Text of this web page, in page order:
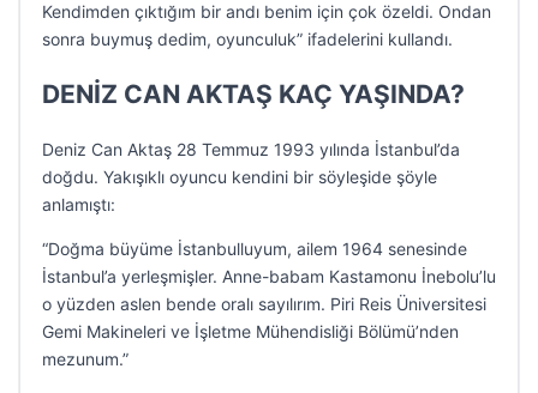
Kendimden çıktığım bir andı benim için çok özeldi. Ondan
sonra buymuş dedim, oyunculuk” ifadelerini kullandı.
DENİZ CAN AKTAŞ KAÇ YAŞINDA?
Deniz Can Aktaş 28 Temmuz 1993 yılında İstanbul’da
doğdu. Yakışıklı oyuncu kendini bir söyleşide şöyle
anlamıştı:
“Doğma büyüme İstanbulluyum, ailem 1964 senesinde
İstanbul’a yerleşmişler. Anne-babam Kastamonu İnebolu’lu
o yüzden aslen bende oralı sayılırım. Piri Reis Üniversitesi
Gemi Makineleri ve İşletme Mühendisliği Bölümü’nden
mezunum.”